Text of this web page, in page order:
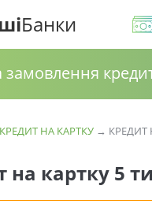
Банки
замовлення
КРЕДИТ НА КАРТКУ → КРЕДИТ
на картку 5